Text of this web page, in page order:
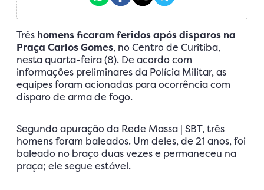
Três homens ficaram feridos após disparos na
Praça Carlos Gomes, no Centro de Curitiba,
nesta quarta-feira (8). De acordo com
informações preliminares da Polícia Militar, as
equipes foram acionadas para ocorrência com
disparo de arma de fogo.
Segundo apuração da Rede Massa | SBT, três
homens foram baleados. Um deles, de 21 anos, foi
baleado no braço duas vezes e permaneceu na
praça; ele segue estável.